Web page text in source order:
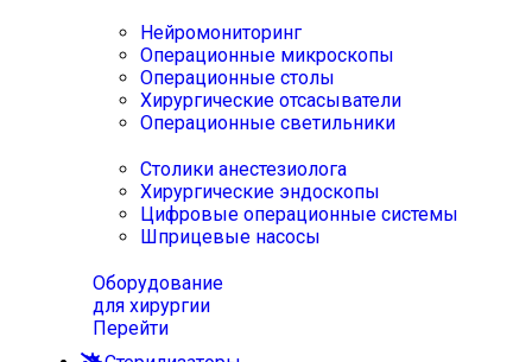
Нейромониторинг
Операционные микроскопы
Операционные столы
Хирургические отсасыватели
Операционные светильники
Столики анестезиолога
Хирургические эндоскопы
Цифровые операционные системы
Шприцевые насосы
Оборудование
для хирургии
Перейти